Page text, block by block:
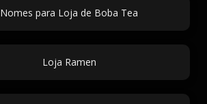
Nomes para Loja de Boba Tea
Loja Ramen